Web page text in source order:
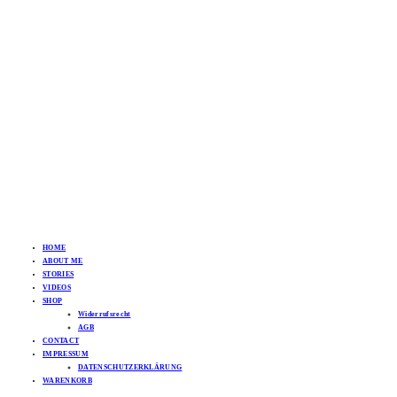
HOME
ABOUT ME
STORIES
VIDEOS
SHOP
Widerrufsrecht
AGB
CONTACT
IMPRESSUM
DATENSCHUTZERKLÄRUNG
WARENKORB